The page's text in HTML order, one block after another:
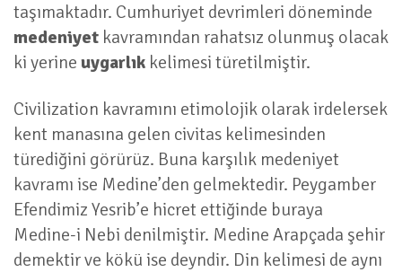
taşımaktadır. Cumhuriyet devrimleri döneminde
medeniyet kavramından rahatsız olunmuş olacak
ki yerine uygarlık kelimesi türetilmiştir.
Civilization kavramını etimolojik olarak irdelersek
kent manasına gelen civitas kelimesinden
türediğini görürüz. Buna karşılık medeniyet
kavramı ise Medine’den gelmektedir. Peygamber
Efendimiz Yesrib’e hicret ettiğinde buraya
Medine-i Nebi denilmiştir. Medine Arapçada şehir
demektir ve kökü ise deyndir. Din kelimesi de aynı